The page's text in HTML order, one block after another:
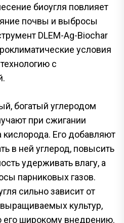
биоугля повлияет
почвы и выбросы
DLEM-Ag-Biochar
условия
с
богатый углеродом
при сжигании
Его добавляют
в ней углерод, повысить
удерживать влагу, а
парниковых газов.
сильно зависит от
культур,
его широкому внедрению.